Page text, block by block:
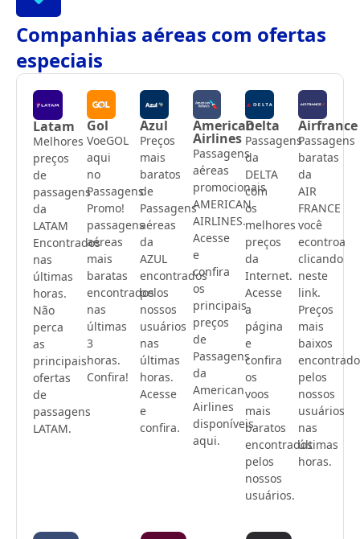
Companhias aéreas com ofertas
especiais
Latam
Melhores
preços
de
passagens
da
LATAM
Encontrados
nas
últimas
horas.
Não
perca
as
principais
ofertas
de
passagens
LATAM.
Gol
VoeGOL
aqui
no
Passagens
Promo!
passagens
aéreas
mais
baratas
encontrados
nas
últimas
3
horas.
Confira!
Azul
Preços
mais
baratos
de
Passagens
aéreas
da
AZUL
encontrados
pelos
nossos
usuários
nas
últimas
horas.
Acesse
e
confira.
American
Airlines
Passagens
aéreas
promocionais
AMERICAN
AIRLINES.
Acesse
e
confira
os
principais
preços
de
Passagens
da
American
Airlines
disponíveis
aqui.
Delta
Passagens
da
DELTA
com
os
melhores
preços
da
Internet.
Acesse
a
página
e
confira
os
voos
mais
baratos
encontrados
pelos
nossos
usuários.
Airfrance
Passagens
baratas
da
AIR
FRANCE
você
econtroa
clicando
neste
link.
Preços
mais
baixos
pelos
nossos
usuários
nas
últimas
horas.